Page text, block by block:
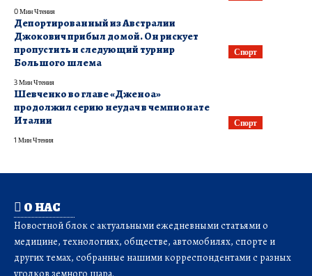
0 Мин Чтения
Спорт
Депортированный из Австралии
Джокович прибыл домой. Он рискует
пропустить и следующий турнир
Большого шлема
3 Мин Чтения
Спорт
Шевченко во главе «Дженоа»
продолжил серию неудач в чемпионате
Италии
1 Мин Чтения
О НАС
Новостной блок с актуальными ежедневными статьями о
медицине, технологиях, обществе, автомобилях, спорте и
других темах, собранные нашими корреспондентами с разных